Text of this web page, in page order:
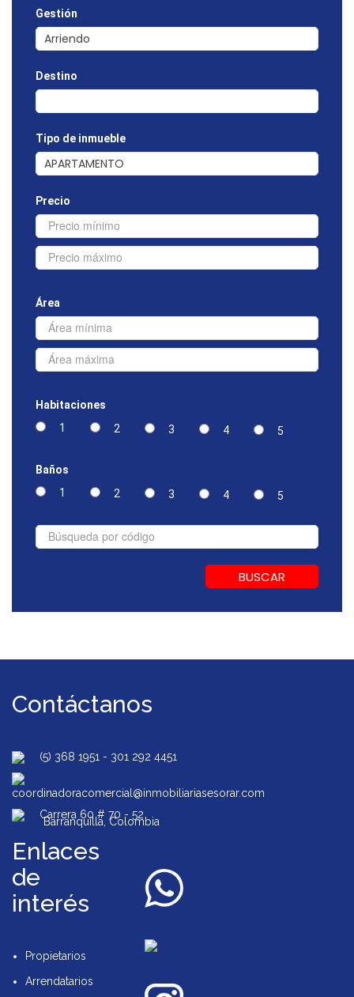
Gestión
Destino
Tipo de inmueble
Precio
Área
Habitaciones
1
2 3 4 5
Baños
1
2 3 4 5
Contáctanos
(5) 368 1951 - 301 292 4451
coordinadoracomercial@inmobiliariasesorar.com
Carrera 60 # 70 - 52
Barranquilla, Colombia
Enlaces
de
interés
Propietarios
Arrendatarios